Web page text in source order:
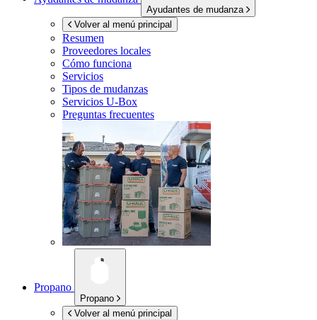
Ayudantes de mudanza
Volver al menú principal
Resumen
Proveedores locales
Cómo funciona
Servicios
Tipos de mudanzas
Servicios U-Box
Preguntas frecuentes
Propano
Propano
Volver al menú principal